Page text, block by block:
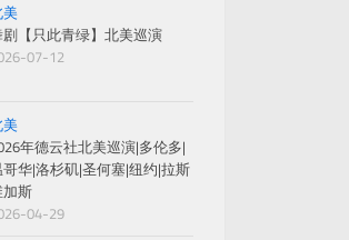
【只此青绿】北美巡演
07-12
年德云社北美巡演|多伦多|
华|洛杉矶|圣何塞|纽约|拉斯
斯
04-29